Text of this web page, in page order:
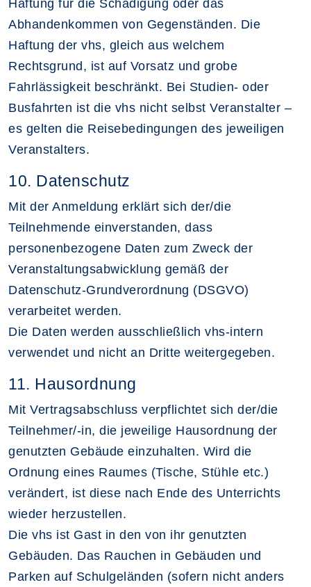
Haftung für die Schädigung oder das
Abhandenkommen von Gegenständen. Die
Haftung der vhs, gleich aus welchem
Rechtsgrund, ist auf Vorsatz und grobe
Fahrlässigkeit beschränkt. Bei Studien- oder
Busfahrten ist die vhs nicht selbst Veranstalter –
es gelten die Reisebedingungen des jeweiligen
Veranstalters.
10. Datenschutz
Mit der Anmeldung erklärt sich der/die
Teilnehmende einverstanden, dass
personenbezogene Daten zum Zweck der
Veranstaltungsabwicklung gemäß der
Datenschutz-Grundverordnung (DSGVO)
verarbeitet werden.
Die Daten werden ausschließlich vhs-intern
verwendet und nicht an Dritte weitergegeben.
11. Hausordnung
Mit Vertragsabschluss verpflichtet sich der/die
Teilnehmer/-in, die jeweilige Hausordnung der
genutzten Gebäude einzuhalten. Wird die
Ordnung eines Raumes (Tische, Stühle etc.)
verändert, ist diese nach Ende des Unterrichts
wieder herzustellen.
Die vhs ist Gast in den von ihr genutzten
Gebäuden. Das Rauchen in Gebäuden und
Parken auf Schulgeländen (sofern nicht anders